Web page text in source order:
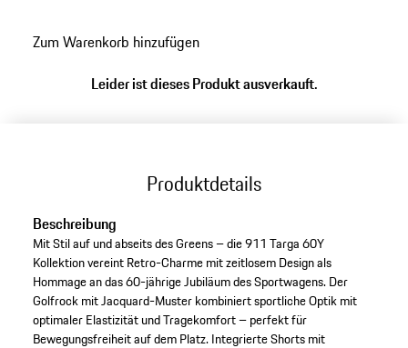
Zum Warenkorb hinzufügen
Leider ist dieses Produkt ausverkauft.
Produktdetails
Beschreibung
Mit Stil auf und abseits des Greens – die 911 Targa 60Y
Kollektion vereint Retro-Charme mit zeitlosem Design als
Hommage an das 60-jährige Jubiläum des Sportwagens. Der
Golfrock mit Jacquard-Muster kombiniert sportliche Optik mit
optimaler Elastizität und Tragekomfort – perfekt für
Bewegungsfreiheit auf dem Platz. Integrierte Shorts mit